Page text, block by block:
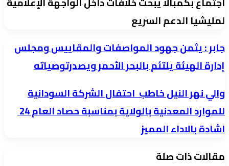
لمليشيا الدعم السريع
جابر
يثمن
جهود
المواصفات
والمقاييس
ومجلس
إدارة
جابر : يثمن جهود المواصفات والمقاييس ومجلس
إدارة الهيئة يلتئم بالبحر الأحمر ويصدرتوصياته
والي
نهر
النيل
خاطب
احتفال
والي نهر النيل خاطب احتفال الشركة السودانية
للموارد المعدنية بالولاية بمناسبة حصاد العام 24
اشادة بالاداء المميز
مقالات ذات صلة